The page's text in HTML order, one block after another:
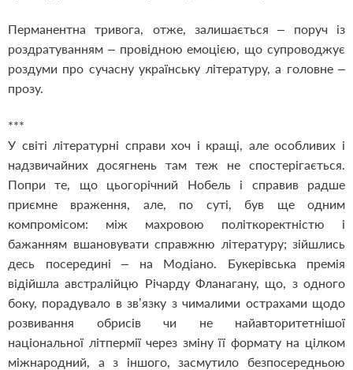
Перманентна тривога, отже, залишається – поруч із
роздратуванням – провідною емоцією, що супроводжує
роздуми про сучасну українську літературу, а головне –
прозу.
***
У світі літературні справи хоч і кращі, але особливих і
надзвичайних досягнень там теж не спостерігається.
Попри те, що цьогорічний Нобель і справив радше
приємне враження, але, по суті, був ще одним
компромісом: між махровою політкоректністю і
бажанням вшановувати справжню літературу; зійшлись
десь посередині – на Модіано. Букерівська премія
відійшла австралійцю Річарду Фланагану, що, з одного
боку, порадувало в зв’язку з чималими острахами щодо
розвивання обрисів чи не найавторитетнішої
національної літпермії через зміну її формату на цілком
міжнародний, а з іншого, засмутило безпосередньою